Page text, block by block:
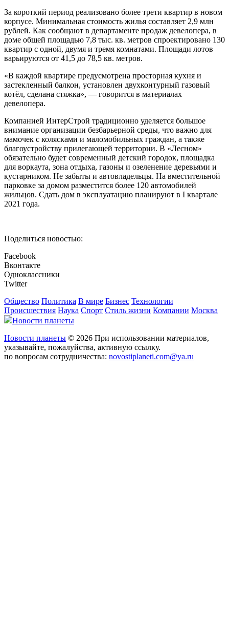
За короткий период реализовано более трети квартир в новом
корпусе. Минимальная стоимость жилья составляет 2,9 млн
рублей. Как сообщают в департаменте продаж девелопера, в
доме общей площадью 7,8 тыс. кв. метров спроектировано 130
квартир с одной, двумя и тремя комнатами. Площади лотов
варьируются от 41,5 до 78,5 кв. метров.
«В каждой квартире предусмотрена просторная кухня и
застекленный балкон, установлен двухконтурный газовый
котёл, сделана стяжка», — говорится в материалах
девелопера.
Компанией ИнтерСтрой традиционно уделяется большое
внимание организации безбарьерной среды, что важно для
мамочек с колясками и маломобильных граждан, а также
благоустройству прилегающей территории. В «Лесном»
обязательно будет современный детский городок, площадка
для воркаута, зона отдыха, газоны и озеленение деревьями и
кустарником. Не забыты и автовладельцы. На вместительной
парковке за домом разместится более 120 автомобилей
жильцов. Сдать дом в эксплуатацию планируют в I квартале
2021 года.
Поделиться новостью:
Facebook
Вконтакте
Одноклассники
Twitter
Общество Политика В мире Бизнес Технологии
Происшествия Наука Спорт Стиль жизни Компании Москва
Новости планеты
Новости планеты © 2026 При использовании материалов,
указывайте, пожалуйства, активную ссылку.
по вопросам сотрудничества: novostiplaneti.com@ya.ru